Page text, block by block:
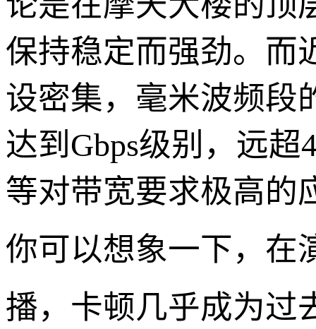
保持稳定而强劲。而
设密集，毫米波频段
达到Gbps级别，远
等对带宽要求极高的
你可以想象一下，在
播，卡顿几乎成为过